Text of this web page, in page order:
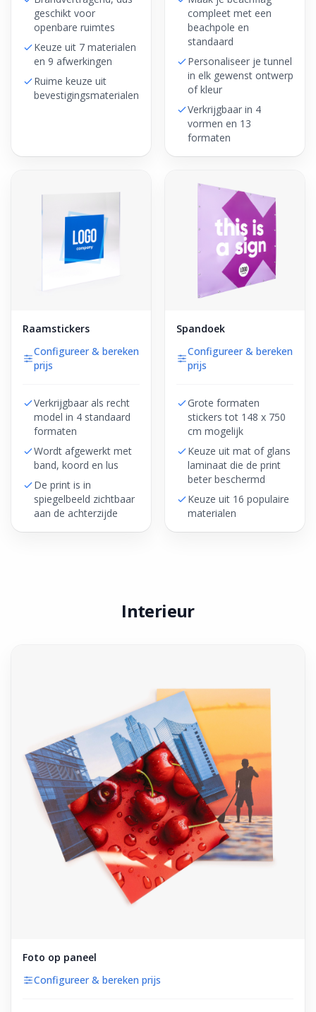
geschikt voor
openbare ruimtes
Keuze uit 7 materialen
en 9 afwerkingen
Ruime keuze uit
bevestigingsmaterialen
compleet met een
beachpole en
standaard
Personaliseer je tunnel
in elk gewenst ontwerp
of kleur
Verkrijgbaar in 4
vormen en 13
formaten
Raamstickers
Configureer & bereken
prijs
Verkrijgbaar als recht
model in 4 standaard
formaten
Wordt afgewerkt met
band, koord en lus
De print is in
spiegelbeeld zichtbaar
aan de achterzijde
Spandoek
Configureer & bereken
prijs
Grote formaten
stickers tot 148 x 750
cm mogelijk
Keuze uit mat of glans
laminaat die de print
beter beschermd
Keuze uit 16 populaire
materialen
Interieur
Foto op paneel
Configureer & bereken prijs